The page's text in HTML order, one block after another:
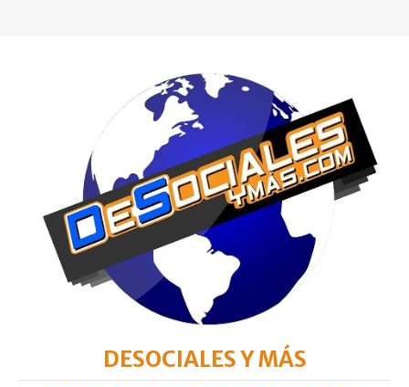
DESOCIALES Y MÁS